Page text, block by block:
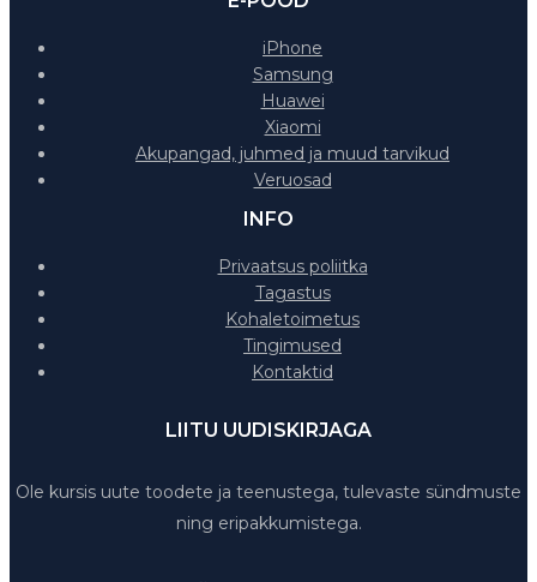
iPhone
Samsung
Huawei
Xiaomi
Akupangad, juhmed ja muud tarvikud
Veruosad
INFO
Privaatsus poliitka
Tagastus
Kohaletoimetus
Tingimused
Kontaktid
LIITU UUDISKIRJAGA
Ole kursis uute toodete ja teenustega, tulevaste sündmuste
ning eripakkumistega.